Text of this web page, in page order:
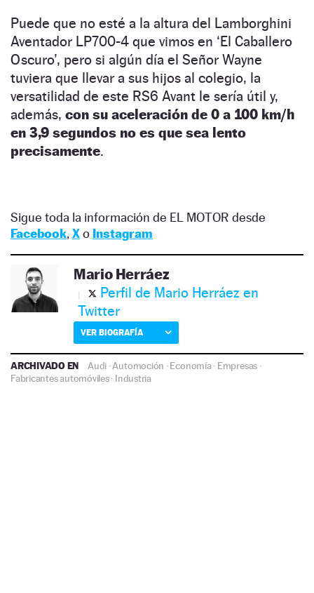
Puede que no esté a la altura del Lamborghini
Aventador LP700-4 que vimos en ‘El Caballero
Oscuro’, pero si algún día el Señor Wayne
tuviera que llevar a sus hijos al colegio, la
versatilidad de este RS6 Avant le sería útil y,
además, con su aceleración de 0 a 100 km/h
en 3,9 segundos no es que sea lento
precisamente.
Sigue toda la información de EL MOTOR desde
Facebook, Xo Instagram
Mario Herráez
Perfil de Mario Herráez en
Twitter
VER BIOGRAFÍA
ARCHIVADO EN Audi ·Automoción ·Economía· Empresas ·
Fabricantes automóviles· Industria